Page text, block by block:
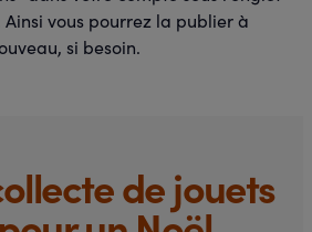
Ainsi vous pourrez la publier à
si besoin.
de jouets